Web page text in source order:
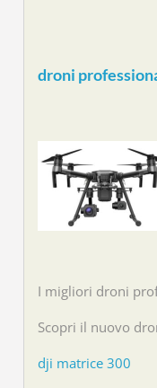
droni
I migliori droni
Scopri il nuovo
dji matrice 300